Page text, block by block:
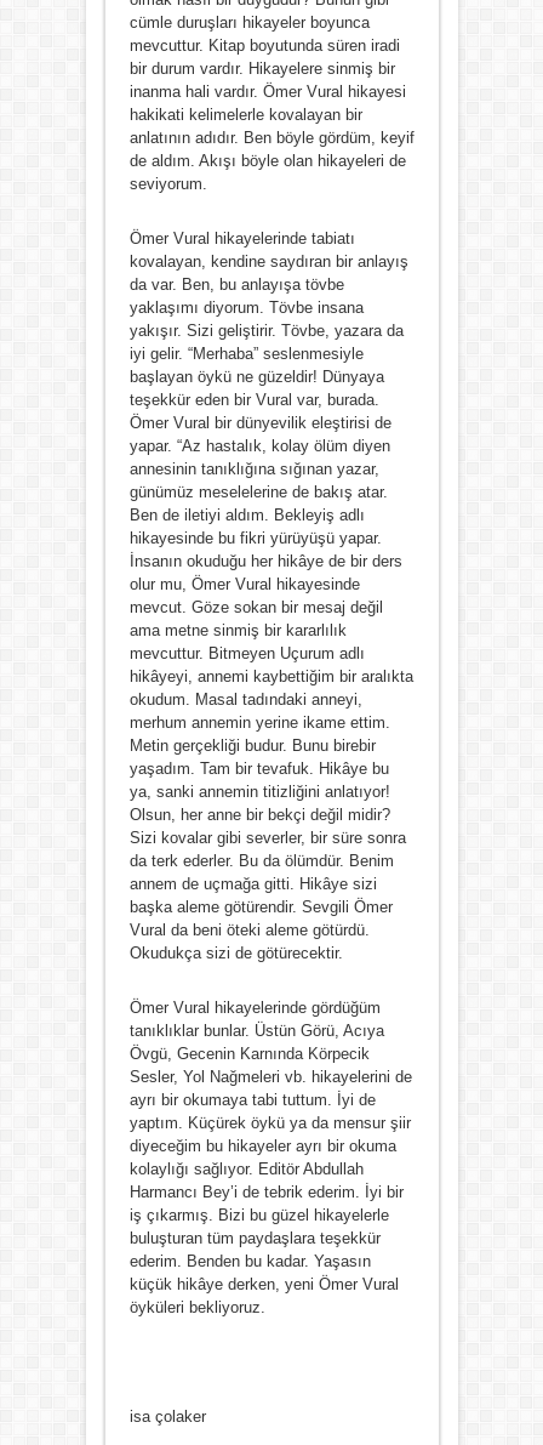
cümle duruşları hikayeler boyunca
mevcuttur. Kitap boyutunda süren iradi
bir durum vardır. Hikayelere sinmiş bir
inanma hali vardır. Ömer Vural hikayesi
hakikati kelimelerle kovalayan bir
anlatının adıdır. Ben böyle gördüm, keyif
de aldım. Akışı böyle olan hikayeleri de
seviyorum.
Ömer Vural hikayelerinde tabiatı
kovalayan, kendine saydıran bir anlayış
da var. Ben, bu anlayışa tövbe
yaklaşımı diyorum. Tövbe insana
yakışır. Sizi geliştirir. Tövbe, yazara da
iyi gelir. “Merhaba” seslenmesiyle
başlayan öykü ne güzeldir! Dünyaya
teşekkür eden bir Vural var, burada.
Ömer Vural bir dünyevilik eleştirisi de
yapar. “Az hastalık, kolay ölüm diyen
annesinin tanıklığına sığınan yazar,
günümüz meselelerine de bakış atar.
Ben de iletiyi aldım. Bekleyiş adlı
hikayesinde bu fikri yürüyüşü yapar.
İnsanın okuduğu her hikâye de bir ders
olur mu, Ömer Vural hikayesinde
mevcut. Göze sokan bir mesaj değil
ama metne sinmiş bir kararlılık
mevcuttur. Bitmeyen Uçurum adlı
hikâyeyi, annemi kaybettiğim bir aralıkta
okudum. Masal tadındaki anneyi,
merhum annemin yerine ikame ettim.
Metin gerçekliği budur. Bunu birebir
yaşadım. Tam bir tevafuk. Hikâye bu
ya, sanki annemin titizliğini anlatıyor!
Olsun, her anne bir bekçi değil midir?
Sizi kovalar gibi severler, bir süre sonra
da terk ederler. Bu da ölümdür. Benim
annem de uçmağa gitti. Hikâye sizi
başka aleme götürendir. Sevgili Ömer
Vural da beni öteki aleme götürdü.
Okudukça sizi de götürecektir.
Ömer Vural hikayelerinde gördüğüm
tanıklıklar bunlar. Üstün Görü, Acıya
Övgü, Gecenin Karnında Körpecik
Sesler, Yol Nağmeleri vb. hikayelerini de
ayrı bir okumaya tabi tuttum. İyi de
yaptım. Küçürek öykü ya da mensur şiir
diyeceğim bu hikayeler ayrı bir okuma
kolaylığı sağlıyor. Editör Abdullah
Harmancı Bey’i de tebrik ederim. İyi bir
iş çıkarmış. Bizi bu güzel hikayelerle
buluşturan tüm paydaşlara teşekkür
ederim. Benden bu kadar. Yaşasın
küçük hikâye derken, yeni Ömer Vural
öyküleri bekliyoruz.
isa çolaker